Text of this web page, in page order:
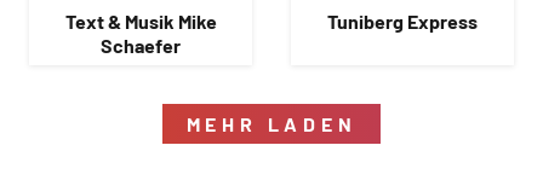
Text & Musik Mike
Schaefer
Tuniberg Express
MEHR LADEN